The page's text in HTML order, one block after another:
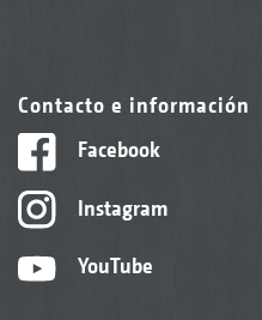
Contacto e información
Facebook
Instagram
YouTube